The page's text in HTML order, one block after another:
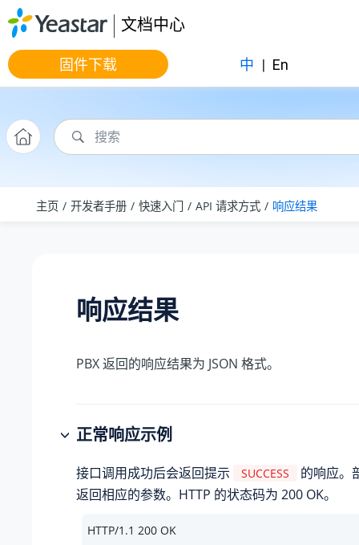
跳转到主要内容
文档中心
固件下载 中 | En
主页 开发者手册 快速入门 API 请求方式 响应结果
响应结果
PBX 返回的响应结果为 JSON 格式。
正常响应示例
接口调用成功后会返回提示 SUCCESS
的响应。
返回相应的参数。HTTP 的状态码为 200 OK。
HTTP/1.1 200 OK